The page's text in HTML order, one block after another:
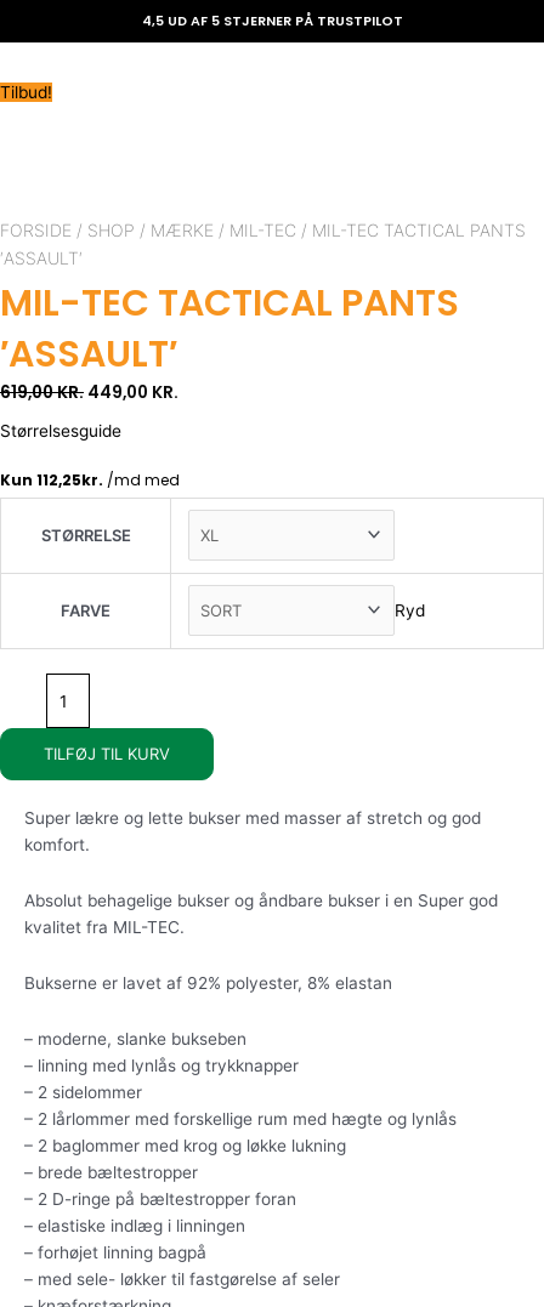
4,5 UD AF 5 STJERNER PÅ TRUSTPILOT
Tilbud!
FORSIDE / SHOP / MÆRKE / MIL-TEC / MIL-TEC TACTICAL PANTS
′ASSAULT′
MIL-TEC TACTICAL PANTS
′ASSAULT′
619,00KR.
PRICE
449,00 KR.
PRICE
Størrelsesguide
STØRRELSE
FARVE Ryd
Tec
TACTICAL
′ASSAULT′
TILFØJ TIL KURV
Super lækre og lette bukser med masser af stretch og god
komfort.
Absolut behagelige bukser og åndbare bukser i en Super god
kvalitet fra MIL-TEC.
Bukserne er lavet af 92% polyester, 8% elastan
– moderne, slanke bukseben
– linning med lynlås og trykknapper
– 2 sidelommer
– 2 lårlommer med forskellige rum med hægte og lynlås
– 2 baglommer med krog og løkke lukning
– brede bæltestropper
– 2 D-ringe på bæltestropper foran
– elastiske indlæg i linningen
– forhøjet linning bagpå
– med sele- løkker til fastgørelse af seler